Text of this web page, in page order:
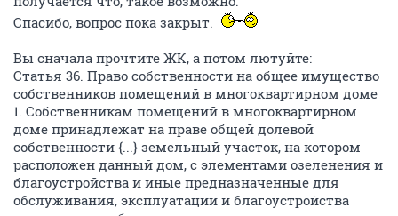
Спасибо, вопрос пока закрыт.
Вы сначала прочтите ЖК, а потом лютуйте:
Статья 36. Право собственности на общее имущество
собственников помещений в многоквартирном доме
1. Собственникам помещений в многоквартирном
доме принадлежат на праве общей долевой
собственности {...} земельный участок, на котором
расположен данный дом, с элементами озеленения и
благоустройства и иные предназначенные для
обслуживания, эксплуатации и благоустройства